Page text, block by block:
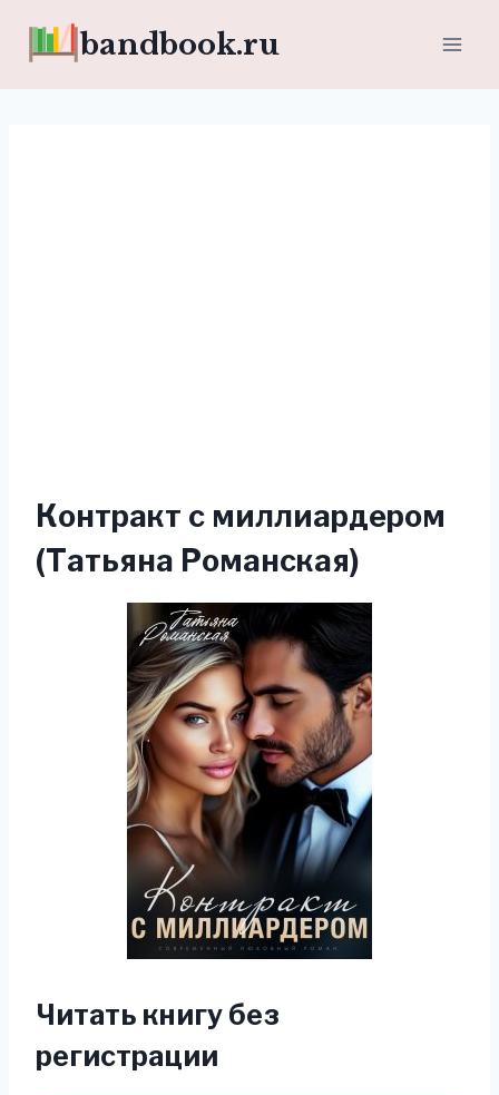
bandbook.ru
Контракт с миллиардером
(Татьяна Романская)
Читать книгу без
регистрации